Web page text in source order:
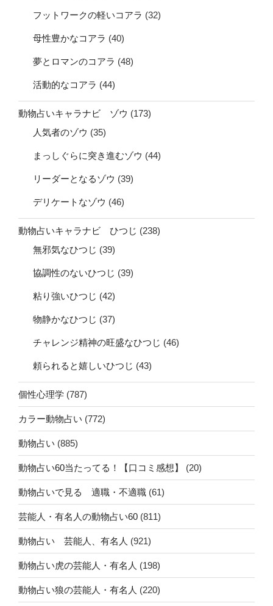
フットワークの軽いコアラ (32)
母性豊かなコアラ (40)
夢とロマンのコアラ (48)
活動的なコアラ (44)
動物占いキャラナビ ゾウ (173)
人気者のゾウ (35)
まっしぐらに突き進むゾウ (44)
リーダーとなるゾウ (39)
デリケートなゾウ (46)
動物占いキャラナビ ひつじ (238)
無邪気なひつじ (39)
協調性のないひつじ (39)
粘り強いひつじ (42)
物静かなひつじ (37)
チャレンジ精神の旺盛なひつじ (46)
頼られると嬉しいひつじ (43)
個性心理学 (787)
カラー動物占い (772)
動物占い (885)
動物占い60当たってる！【口コミ感想】 (20)
動物占いで見る 適職・不適職 (61)
芸能人・有名人の動物占い60 (811)
動物占い 芸能人、有名人 (921)
動物占い虎の芸能人・有名人 (198)
動物占い狼の芸能人・有名人 (220)